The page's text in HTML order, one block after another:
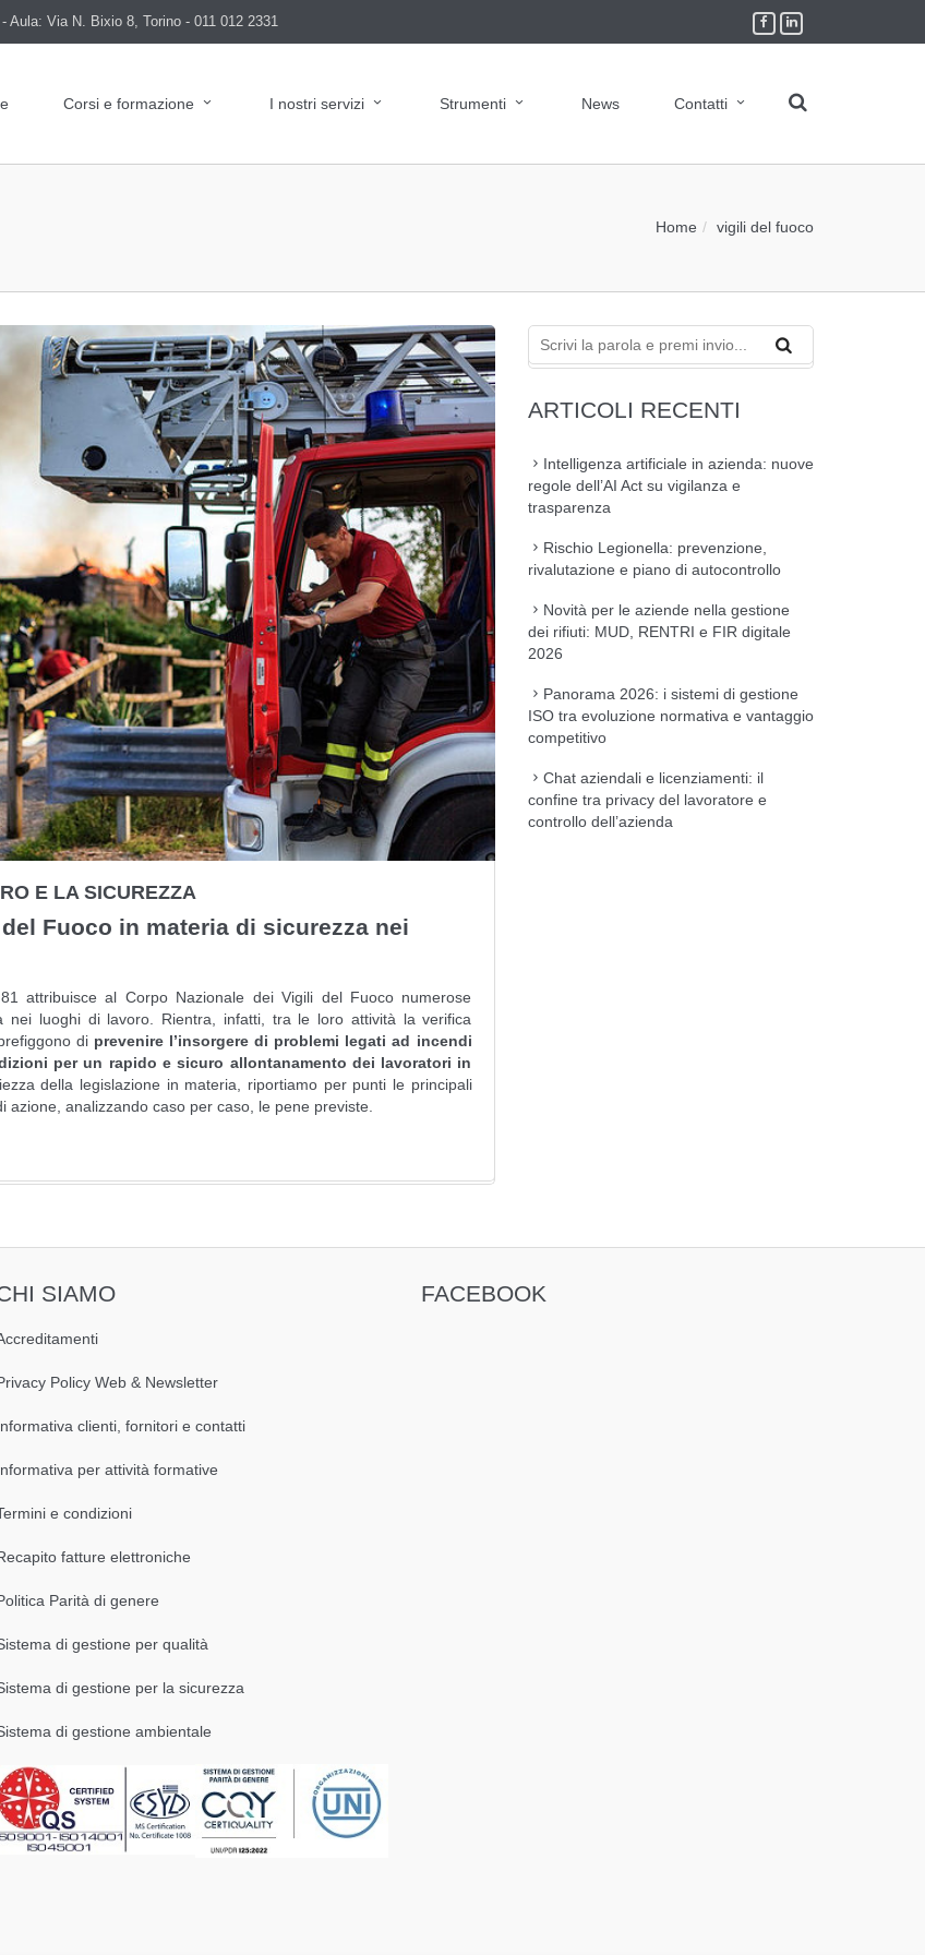
Aula: Via N. Bixio 8, Torino - 011 012 2331
Corsi e formazione I nostri servizi Strumenti News Contatti
Home vigili del fuoco
E LA SICUREZZA
Fuoco in materia di sicurezza nei
attribuisce al Corpo Nazionale dei Vigili del Fuoco numerose
nei luoghi di lavoro. Rientra, infatti, tra le loro attività la verifica
di prevenire l’insorgere di problemi legati ad incendi
per un rapido e sicuro allontanamento dei lavoratori in
della legislazione in materia, riportiamo per punti le principali
analizzando caso per caso, le pene previste.
ARTICOLI RECENTI
Intelligenza artificiale in azienda: nuove
regole dell’AI Act su vigilanza e
trasparenza
Rischio Legionella: prevenzione,
rivalutazione e piano di autocontrollo
Novità per le aziende nella gestione
dei rifiuti: MUD, RENTRI e FIR digitale
2026
Panorama 2026: i sistemi di gestione
ISO tra evoluzione normativa e vantaggio
competitivo
Chat aziendali e licenziamenti: il
confine tra privacy del lavoratore e
controllo dell’azienda
SIAMO
Policy Web & Newsletter
clienti, fornitori e contatti
per attività formative
e condizioni
fatture elettroniche
Parità di genere
di gestione per qualità
di gestione per la sicurezza
di gestione ambientale
FACEBOOK